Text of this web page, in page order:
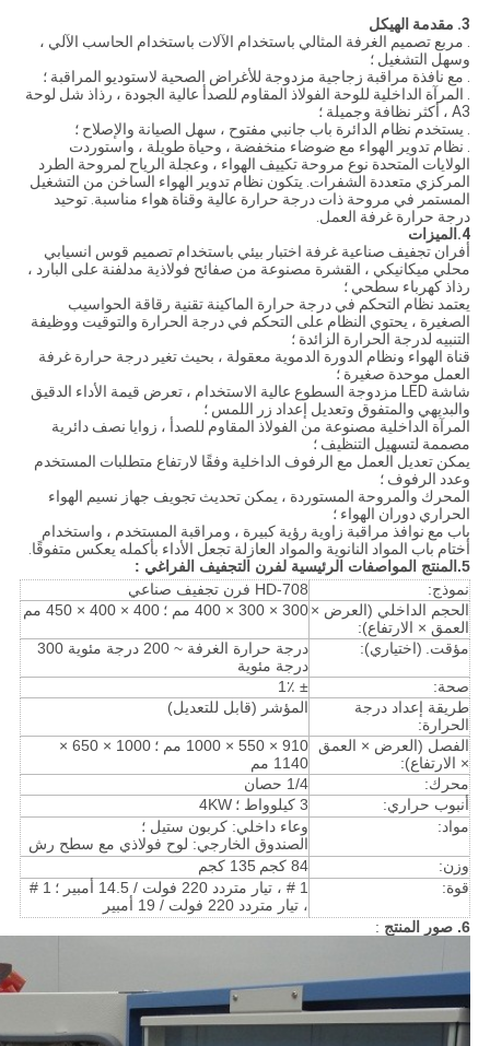
3. مقدمة الهيكل
. مربع تصميم الغرفة المثالي باستخدام الآلات باستخدام الحاسب الآلي ،
وسهل التشغيل ؛
. مع نافذة مراقبة زجاجية مزدوجة للأغراض الصحية لاستوديو المراقبة ؛
. المرآة الداخلية للوحة الفولاذ المقاوم للصدأ عالية الجودة ، رذاذ شل لوحة
A3 ، أكثر نظافة وجميلة ؛
. يستخدم نظام الدائرة باب جانبي مفتوح ، سهل الصيانة والإصلاح ؛
. نظام تدوير الهواء مع ضوضاء منخفضة ، وحياة طويلة ، واستوردت
الولايات المتحدة نوع مروحة تكييف الهواء ، وعجلة الرياح لمروحة الطرد
المركزي متعددة الشفرات. يتكون نظام تدوير الهواء الساخن من التشغيل
المستمر في مروحة ذات درجة حرارة عالية وقناة هواء مناسبة. توحيد
درجة حرارة غرفة العمل.
4.الميزات
أفران تجفيف صناعية غرفة اختبار بيئي باستخدام تصميم قوس انسيابي
محلي ميكانيكي ، القشرة مصنوعة من صفائح فولاذية مدلفنة على البارد ،
رذاذ كهرباء سطحي ؛
يعتمد نظام التحكم في درجة حرارة الماكينة تقنية رقاقة الحواسيب
الصغيرة ، يحتوي النظام على التحكم في درجة الحرارة والتوقيت ووظيفة
التنبيه لدرجة الحرارة الزائدة ؛
قناة الهواء ونظام الدورة الدموية معقولة ، بحيث تغير درجة حرارة غرفة
العمل موحدة صغيرة ؛
شاشة LED مزدوجة السطوع عالية الاستخدام ، تعرض قيمة الأداء الدقيق
والبديهي والمتفوق وتعديل إعداد زر اللمس ؛
المرآة الداخلية مصنوعة من الفولاذ المقاوم للصدأ ، زوايا نصف دائرية
مصممة لتسهيل التنظيف ؛
يمكن تعديل العمل مع الرفوف الداخلية وفقًا لارتفاع متطلبات المستخدم
وعدد الرفوف ؛
المحرك والمروحة المستوردة ، يمكن تحديث تجويف جهاز نسيم الهواء
الحراري دوران الهواء ؛
باب مع نوافذ مراقبة زاوية رؤية كبيرة ، ومراقبة المستخدم ، واستخدام
أختام باب المواد النانوية والمواد العازلة تجعل الأداء بأكمله يعكس متفوقًا.
5.المنتج المواصفات الرئيسية
لفرن التجفيف الفراغي :
نموذج:
HD-708 فرن تجفيف صناعي
الحجم الداخلي (العرض ×
العمق × الارتفاع):
300 × 300 × 400 مم ؛ 400 × 400 × 450 مم
مؤقت. (اختياري):
درجة حرارة الغرفة ~ 200 درجة مئوية 300
درجة مئوية
صحة:
± 1٪
طريقة إعداد درجة
الحرارة:
المؤشر (قابل للتعديل)
الفصل (العرض × العمق
× الارتفاع):
910 × 550 × 1000 مم ؛
1000 × 650 ×
1140 مم
محرك:
1/4 حصان
أنبوب حراري:
3 كيلوواط ؛
4KW
مواد:
وعاء داخلي: كربون ستيل ؛
الصندوق الخارجي: لوح فولاذي مع سطح رش
وزن:
84 كجم
135 كجم
قوة:
1 # ، تيار متردد 220 فولت / 14.5 أمبير ؛
1 #
، تيار متردد 220 فولت / 19 أمبير
6. صور المنتج
: